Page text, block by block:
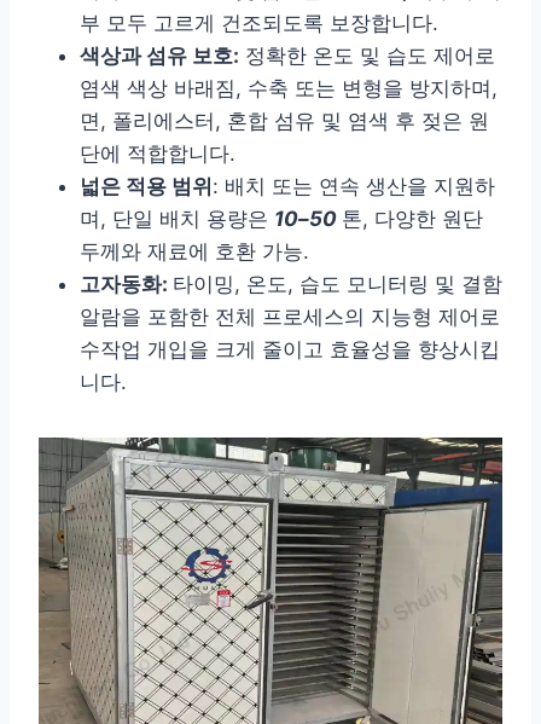
부 모두 고르게 건조되도록 보장합니다.
색상과 섬유 보호: 정확한 온도 및 습도 제어로
염색 색상 바래짐, 수축 또는 변형을 방지하며,
면, 폴리에스터, 혼합 섬유 및 염색 후 젖은 원
단에 적합합니다.
넓은 적용 범위: 배치 또는 연속 생산을 지원하
며, 단일 배치 용량은 10–50 톤, 다양한 원단
두께와 재료에 호환 가능.
고자동화: 타이밍, 온도, 습도 모니터링 및 결함
알람을 포함한 전체 프로세스의 지능형 제어로
수작업 개입을 크게 줄이고 효율성을 향상시킵
니다.